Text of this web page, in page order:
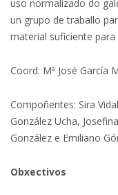
uso normalizado do
un grupo de traballo
material suficiente
Coord: Mª José García
Compoñentes: Sira
González Ucha,
González e Emiliano
Obxectivos